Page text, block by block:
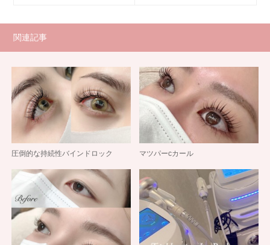
関連記事
圧倒的な持続性バインドロック マツパーcカール